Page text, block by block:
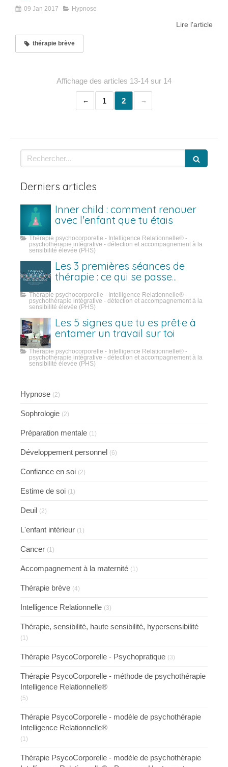
09 Jan 2017 Hypnose
Lire l'article
thérapie brève
Affichage des articles 13-14 sur 14
1 2
Rechercher
Derniers articles
Inner child : comment renouer
avec l'enfant que tu étais
Thérapie psychocorporelle - Intelligence Relationnelle® -
psychothérapie intégrative - détection et accompagnement à la
sensibilité élevée (PHS)
Les 3 premières séances de
thérapie : ce qui se passe
Thérapie psychocorporelle - Intelligence Relationnelle® -
psychothérapie intégrative - détection et accompagnement à la
sensibilité élevée (PHS)
Les 5 signes que tu es prêt·e à
entamer un travail sur toi
Thérapie psychocorporelle - Intelligence Relationnelle® -
psychothérapie intégrative - détection et accompagnement à la
sensibilité élevée (PHS)
Hypnose (2)
Sophrologie (2)
Préparation mentale (1)
Développement personnel (6)
Confiance en soi (2)
Estime de soi (1)
Deuil (2)
L'enfant intérieur (1)
Cancer (1)
Accompagnement à la maternité (1)
Thérapie brève (4)
Intelligence Relationnelle (3)
Thérapie, sensibilité, haute sensibilité, hypersensibilité
(1)
Thérapie PsycoCorporelle - Psychopratique (3)
Thérapie PsycoCorporelle - méthode de psychothérapie
Intelligence Relationnelle®
(5)
Thérapie PsycoCorporelle - modèle de psychothérapie
Intelligence Relationnelle®
(1)
Thérapie PsycoCorporelle - modèle de psychothérapie